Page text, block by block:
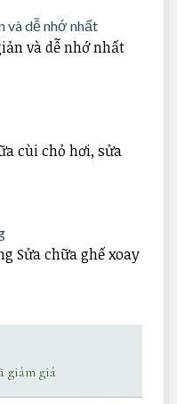
và dễ nhớ nhất
và dễ nhớ nhất
cùi chỏ hơi, sửa
Sửa chữa ghế xoay
giảm giá